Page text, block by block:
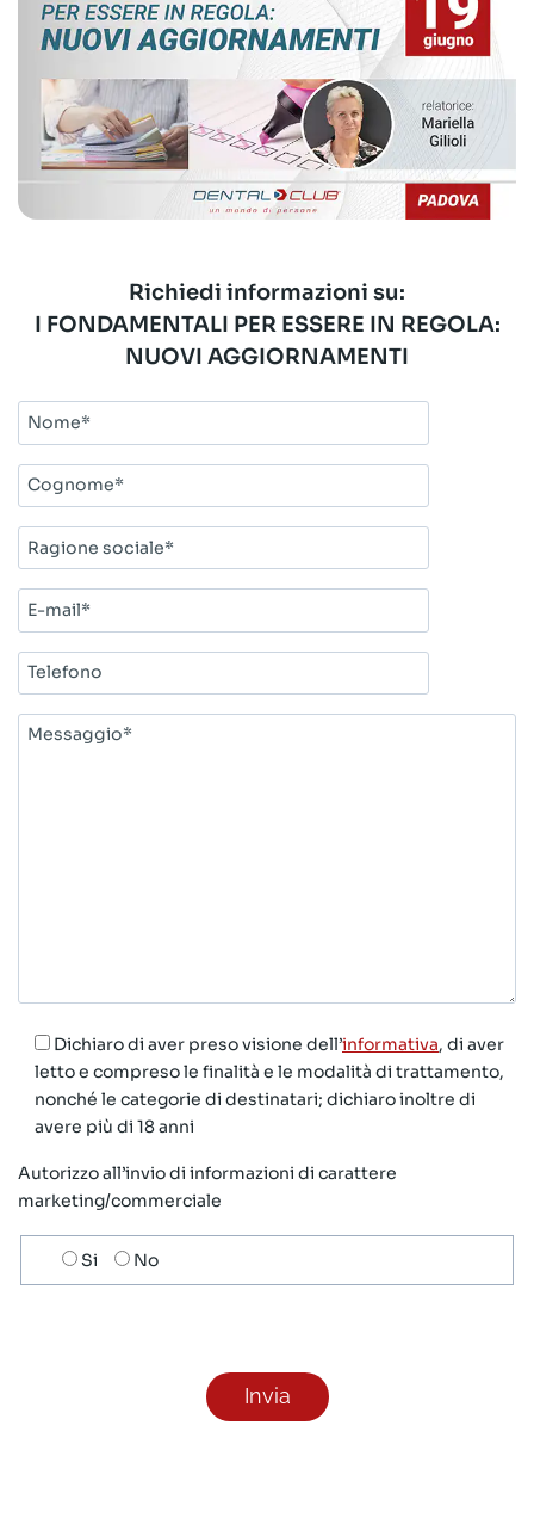
Richiedi informazioni su:
I FONDAMENTALI PER ESSERE IN REGOLA:
NUOVI AGGIORNAMENTI
Nome*
Cognome*
Ragione
sociale*
E-
mail*
Telefono
Messaggio*
Dichiaro di aver preso visione dell’informativa, di aver
letto e compreso le finalità e le modalità di trattamento,
nonché le categorie di destinatari; dichiaro inoltre di
avere più di 18 anni
Autorizzo all’invio di informazioni di carattere
marketing/commerciale
Scelta
invio
Si No